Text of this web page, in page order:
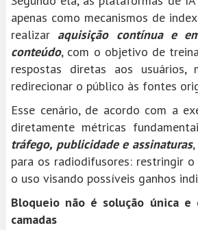
apenas como mecanismos de
realizar aquisição contínua e
conteúdo, com o objetivo de
respostas diretas aos usuários,
redirecionar o público às fontes
Esse cenário, de acordo com a
diretamente métricas
tráfego, publicidade e assinaturas
para os radiodifusores: restringir
o uso visando possíveis ganhos
Bloqueio não é solução única e
camadas